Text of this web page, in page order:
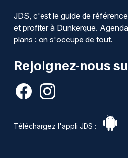
JDS, c'est le guide de
et profiter à Dunkerque.
plans : on s'occupe de tout.
Rejoignez-nous
Téléchargez l'appli JDS :